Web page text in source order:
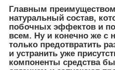
Главным
натуральный состав,
побочных эффектов и
всем. Ну и конечно же с
только предотвратить
и устранить уже
компоненты средства